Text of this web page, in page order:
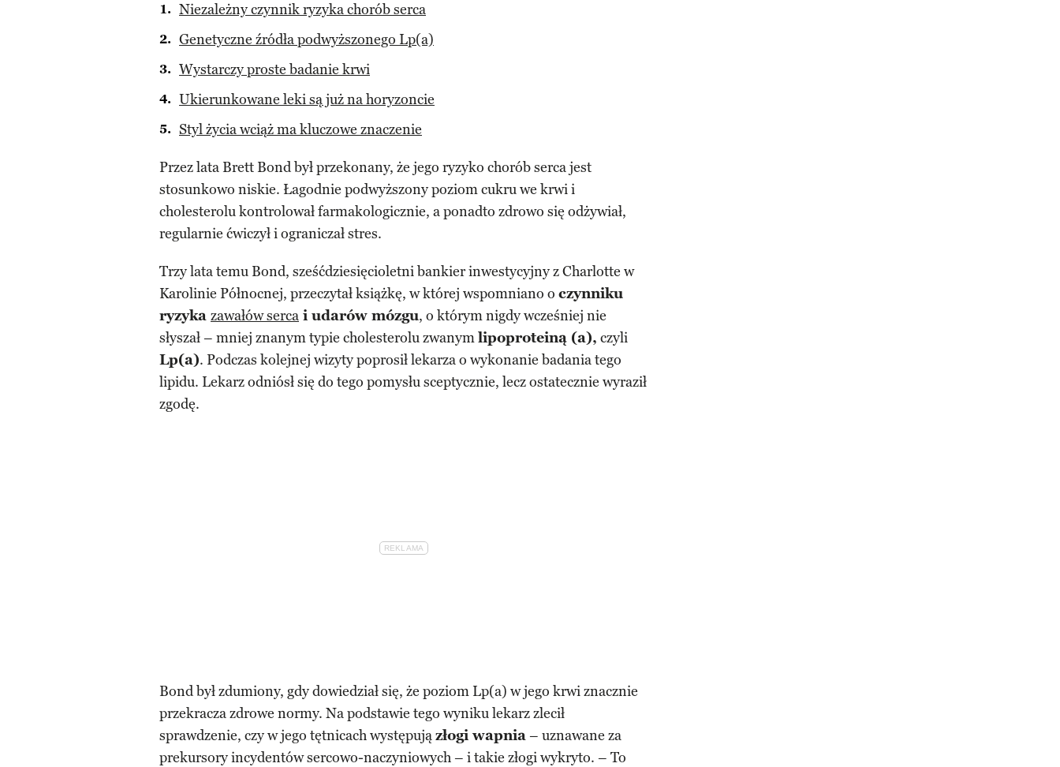
Niezależny czynnik ryzyka chorób serca
Genetyczne źródła podwyższonego Lp(a)
Wystarczy proste badanie krwi
Ukierunkowane leki są już na horyzoncie
Styl życia wciąż ma kluczowe znaczenie
Przez lata Brett Bond był przekonany, że jego ryzyko chorób serca jest
stosunkowo niskie. Łagodnie podwyższony poziom cukru we krwi i
cholesterolu kontrolował farmakologicznie, a ponadto zdrowo się odżywiał,
regularnie ćwiczył i ograniczał stres.
Trzy lata temu Bond, sześćdziesięcioletni bankier inwestycyjny z Charlotte w
Karolinie Północnej, przeczytał książkę, w której wspomniano o czynniku
ryzyka zawałów serca i udarów mózgu, o którym nigdy wcześniej nie
słyszał – mniej znanym typie cholesterolu zwanymlipoproteiną (a), czyli
Lp(a). Podczas kolejnej wizyty poprosił lekarza o wykonanie badania tego
lipidu. Lekarz odniósł się do tego pomysłu sceptycznie, lecz ostatecznie wyraził
zgodę.
Bond był zdumiony, gdy dowiedział się, że poziom Lp(a) w jego krwi znacznie
przekracza zdrowe normy. Na podstawie tego wyniku lekarz zlecił
sprawdzenie, czy w jego tętnicach występujązłogi wapnia– uznawane za
prekursory incydentów sercowo-naczyniowych – i takie złogi wykryto. – To